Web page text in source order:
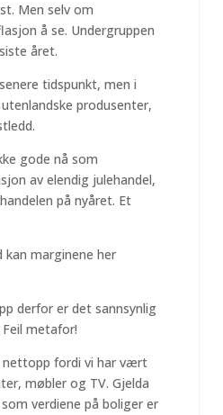
Men selv om
å se. Undergruppen
året.
tidspunkt, men i
produsenter,
gode nå som
av elendig julehandel,
på nyåret. Et
marginene her
derfor er det sannsynlig
metafor!
nettopp fordi vi har vært
møbler og TV. Gjelda
verdiene på boliger er